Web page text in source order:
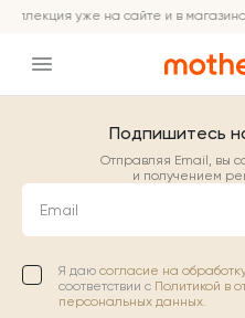
уже на сайте и в
Подпишитесь
Отправляя Email, вы
и получением
Email
Я даю согласие на
соответствии с Политикой в
персональных данных.